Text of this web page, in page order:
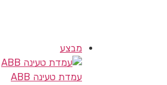
מבצע
עמדת טעינה ABB